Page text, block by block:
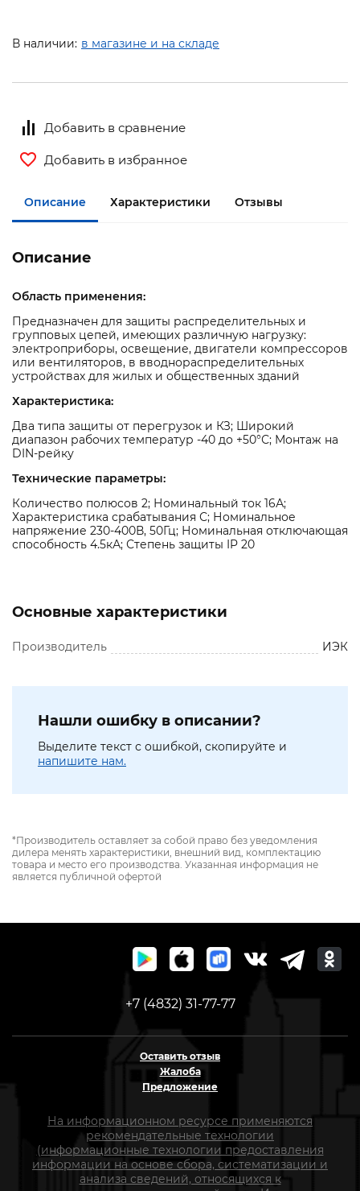
В наличии: в магазине и на складе
Добавить в сравнение
Добавить в избранное
Описание Характеристики Отзывы
Описание
Область применения:
Предназначен для защиты распределительных и
групповых цепей, имеющих различную нагрузку:
электроприборы, освещение, двигатели компрессоров
или вентиляторов, в вводнораспределительных
устройствах для жилых и общественных зданий
Характеристика:
Два типа защиты от перегрузок и КЗ; Широкий
диапазон рабочих температур -40 до +50°С; Монтаж на
DIN-рейку
Технические параметры:
Количество полюсов 2; Номинальный ток 16А;
Характеристика срабатывания С; Номинальное
напряжение 230-400В, 50Гц; Номинальная отключающая
способность 4.5кА; Степень защиты IP 20
Основные характеристики
Производитель ИЭК
Нашли ошибку в описании?
Выделите текст с ошибкой, скопируйте и
напишите нам.
*Производитель оставляет за собой право без уведомления
дилера менять характеристики, внешний вид, комплектацию
товара и место его производства. Указанная информация не
является публичной офертой
+7 (4832) 31-77-77
Оставить отзыв
Жалоба
Предложение
На информационном ресурсе применяются
рекомендательные технологии
(информационные технологии предоставления
информации на основе сбора, систематизации и
анализа сведений, относящихся к